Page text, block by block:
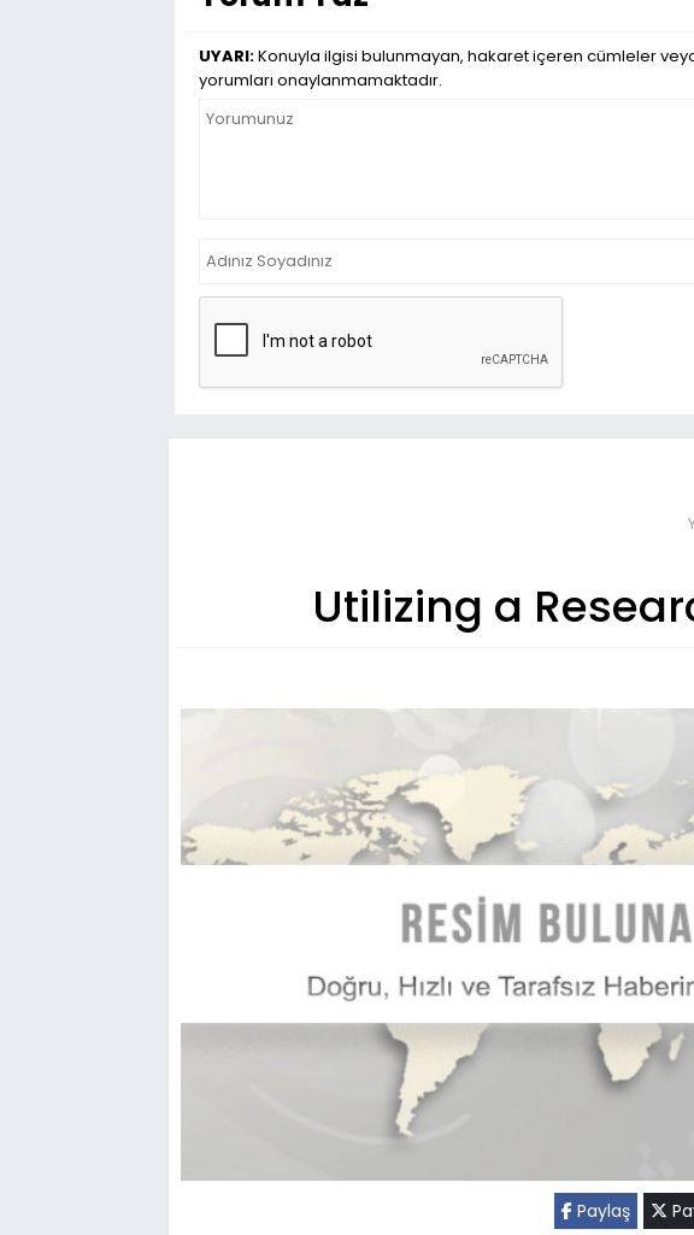
UYARI:Konuyla ilgisi bulunmayan, hakaret içeren cümleler
yorumları onaylanmamaktadır.
Utilizing a
Paylaş